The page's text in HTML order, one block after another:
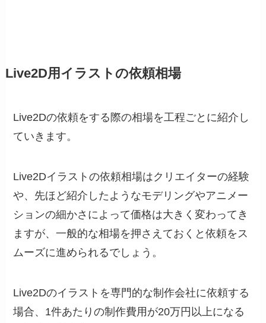
Live2D用イラストの依頼相場
Live2Dの依頼をする際の相場を工程ごとに紹介し
ていきます。
Live2Dイラストの依頼相場はクリエイターの経験
や、先ほど紹介したようなモデリングやアニメー
ションの細かさによって価格は大きく変わってき
ますが、一般的な相場を押さえておくと依頼をス
ムーズに進められるでしょう。
Live2Dのイラストを専門的な制作会社に依頼する
場合、1件あたりの制作費用が20万円以上になる